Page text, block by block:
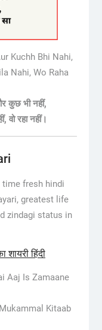
Kuchh Bhi Nahi,
Nahi, Wo Raha
कुछ भी नहीं,
वो रहा नहीं।
fresh hindi
greatest life
zindagi status in
हिंदी
Aaj Is Zamaane
Kitaab